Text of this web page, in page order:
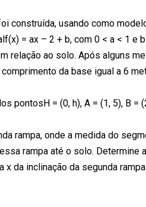
construída, usando como
= ax – 2 + b, com 0 < a < 1 e
relação ao solo. Após alguns
da base igual a 6
pontosH = (0, h), A = (1, 5), B =
rampa, onde a medida do
rampa até o solo. Determine
da inclinação da segunda rampa.